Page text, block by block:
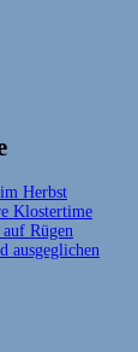
Herbst
Klostertime
Rügen
ausgeglichen